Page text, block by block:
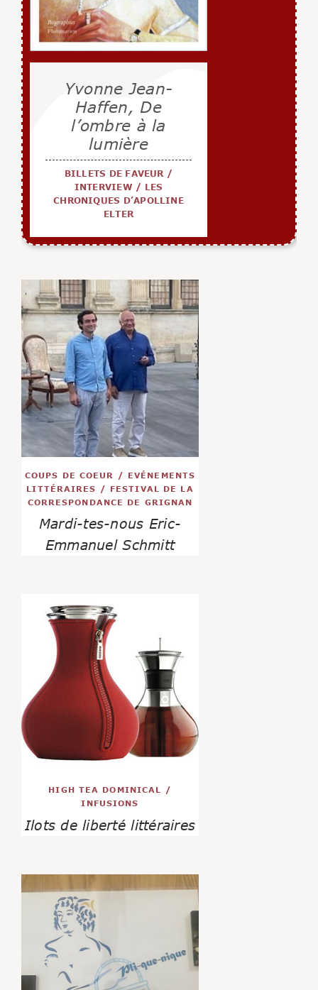
Yvonne Jean-
Haffen, De
l’ombre à la
lumière
BILLETS DE FAVEUR /
INTERVIEW / LES
CHRONIQUES D’APOLLINE
ELTER
COUPS DE COEUR / EVÉNEMENTS
LITTÉRAIRES
/ FESTIVAL DE LA
CORRESPONDANCE DE GRIGNAN
Mardi-tes-nous Eric-
Emmanuel Schmitt
HIGH TEA DOMINICAL
/
INFUSIONS
Ilots de liberté littéraires